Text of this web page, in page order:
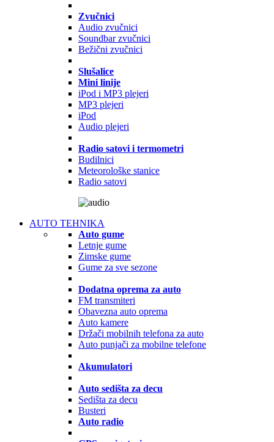
Zvučnici
Audio zvučnici
Soundbar zvučnici
Bežični zvučnici
Slušalice
Mini linije
iPod i MP3 plejeri
MP3 plejeri
iPod
Audio plejeri
Radio satovi i termometri
Budilnici
Meteorološke stanice
Radio satovi
AUTO TEHNIKA
Auto gume
Letnje gume
Zimske gume
Gume za sve sezone
Dodatna oprema za auto
FM transmiteri
Obavezna auto oprema
Auto kamere
Držači mobilnih telefona za auto
Auto punjači za mobilne telefone
Akumulatori
Auto sedišta za decu
Sedišta za decu
Busteri
Auto radio